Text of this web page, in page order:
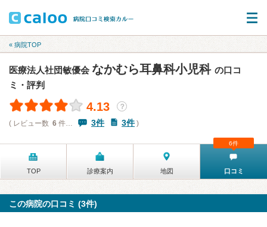
« 病院TOP
医療法人社団敏優会 なかむら耳鼻科小児科 の口コ
ミ・評判
4.13
？
( レビュー数 6 件… 3件 3件)
TOP 診療案内 地図 口コミ
6件
この病院の口コミ (3件)